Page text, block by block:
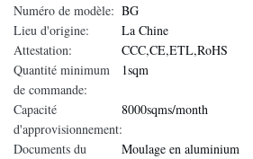
Numéro de modèle: BG
Lieu d'origine:
La Chine
Attestation:
CCC,CE,ETL,RoHS
Quantité minimum
de commande:
1sqm
Capacité
d'approvisionnement:
8000sqms/month
Documents du
Moulage en aluminium